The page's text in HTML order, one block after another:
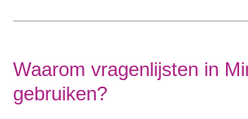
Waarom vragenlijsten in
gebruiken?